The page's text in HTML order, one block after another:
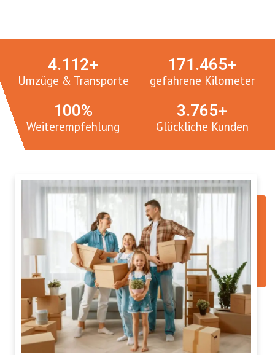
Umzüge & Transporte
4.112+
gefahrene Kilometer
171.465+
Weiterempfehlung
100%
Glückliche Kunden
3.765+